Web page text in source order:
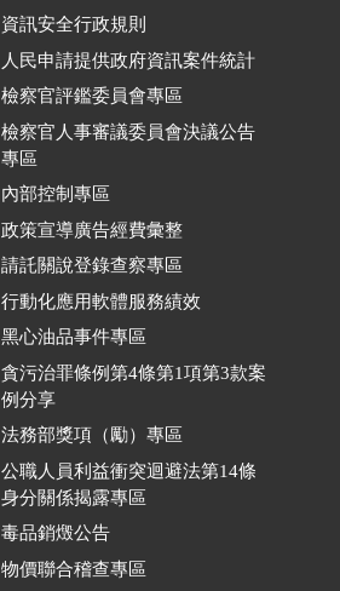
資訊安全行政規則
人民申請提供政府資訊案件統計
檢察官評鑑委員會專區
檢察官人事審議委員會決議公告
專區
內部控制專區
政策宣導廣告經費彙整
請託關說登錄查察專區
行動化應用軟體服務績效
黑心油品事件專區
貪污治罪條例第4條第1項第3款案
例分享
法務部獎項（勵）專區
公職人員利益衝突迴避法第14條
身分關係揭露專區
毒品銷燬公告
物價聯合稽查專區